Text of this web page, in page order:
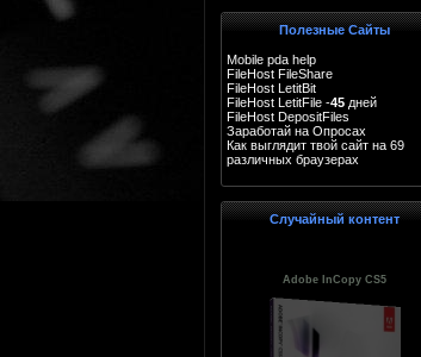
Полезные Сайты
Mobile pda help
FileHost FileShare
FileHost LetitBit
FileHost LetitFile -45 дней
FileHost DepositFiles
Заработай на Опросах
Как выглядит твой сайт на 69
различных браузерах
Случайный контент
Adobe InCopy CS5